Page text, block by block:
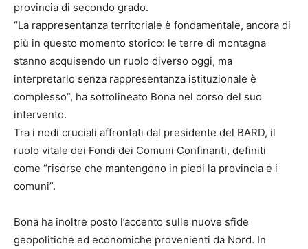
provincia di secondo grado.
“La rappresentanza territoriale è fondamentale, ancora di
più in questo momento storico: le terre di montagna
stanno acquisendo un ruolo diverso oggi, ma
interpretarlo senza rappresentanza istituzionale è
complesso”, ha sottolineato Bona nel corso del suo
intervento.
Tra i nodi cruciali affrontati dal presidente del BARD, il
ruolo vitale dei Fondi dei Comuni Confinanti, definiti
come “risorse che mantengono in piedi la provincia e i
comuni”.
Bona ha inoltre posto l’accento sulle nuove sfide
geopolitiche ed economiche provenienti da Nord. In